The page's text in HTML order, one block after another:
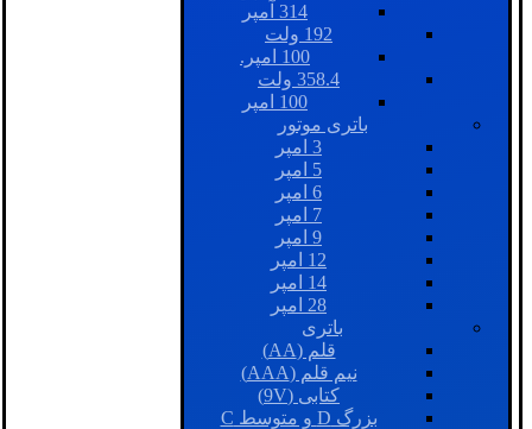
314 آمپر
192 ولت
100 امپر.
358.4 ولت
100 امپر
باتری موتور
3 امپر
5 امپر
6 امپر
7 امپر
9 امپر
12 امپر
14 امپر
28 امپر
باتری
قلم (AA)
نیم قلم (AAA)
کتابی (9V)
بزرگ D و متوسط C